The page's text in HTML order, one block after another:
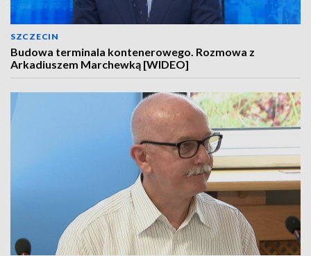
SZCZECIN
Budowa terminala kontenerowego. Rozmowa z
Arkadiuszem Marchewką [WIDEO]